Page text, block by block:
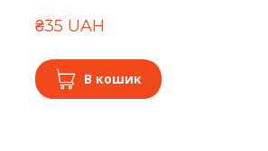
₴35 UAH
В кошик